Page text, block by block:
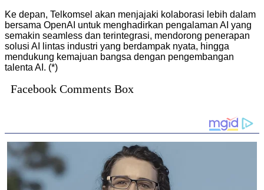
Ke depan, Telkomsel akan menjajaki kolaborasi lebih dalam
bersama OpenAI untuk menghadirkan pengalaman AI yang
semakin seamless dan terintegrasi, mendorong penerapan
solusi AI lintas industri yang berdampak nyata, hingga
mendukung kemajuan bangsa dengan pengembangan
talenta AI. (*)
Facebook Comments Box